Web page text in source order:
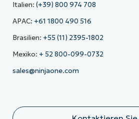
Italien: (+39) 800 974 708
APAC: +61 1800 490 516
Brasilien: +55 (11) 2395-1802
Mexiko: + 52 800-099-0732
sales@ninjaone.com